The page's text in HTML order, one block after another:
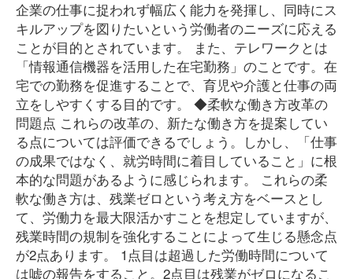
企業の仕事に捉われず幅広く能力を発揮し、同時にス
キルアップを図りたいという労働者のニーズに応える
ことが目的とされています。 また、テレワークとは
「情報通信機器を活用した在宅勤務」のことです。在
宅での勤務を促進することで、育児や介護と仕事の両
立をしやすくする目的です。 ◆柔軟な働き方改革の
問題点 これらの改革の、新たな働き方を提案してい
る点については評価できるでしょう。しかし、「仕事
の成果ではなく、就労時間に着目していること」に根
本的な問題があるように感じられます。 これらの柔
軟な働き方は、残業ゼロという考え方をベースとし
て、労働力を最大限活かすことを想定していますが、
残業時間の規制を強化することによって生じる懸念点
が2点あります。 1点目は超過した労働時間について
は嘘の報告をすること。2点目は残業がゼロになるこ